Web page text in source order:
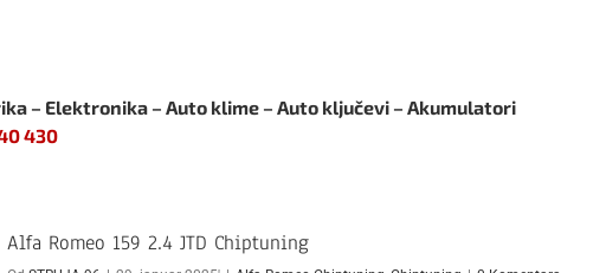
– Elektronika – Auto klime – Auto ključevi – Akumulatori
430
Alfa Romeo 159 2.4 JTD Chiptuning